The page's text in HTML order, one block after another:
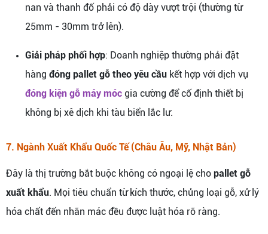
nan và thanh đố phải có độ dày vượt trội (thường từ
25mm - 30mm trở lên).
Giải pháp phối hợp: Doanh nghiệp thường phải đặt
hàng đóng pallet gỗ theo yêu cầu kết hợp với dịch vụ
đóng kiện gỗ máy móc gia cường để cố định thiết bị
không bị xê dịch khi tàu biển lắc lư.
7. Ngành Xuất Khẩu Quốc Tế (Châu Âu, Mỹ, Nhật Bản)
Đây là thị trường bắt buộc không có ngoại lệ cho pallet gỗ
xuất khẩu. Mọi tiêu chuẩn từ kích thước, chủng loại gỗ, xử lý
hóa chất đến nhãn mác đều được luật hóa rõ ràng.